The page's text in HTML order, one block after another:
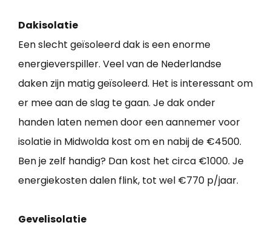
Dakisolatie
Een slecht geïsoleerd dak is een enorme
energieverspiller. Veel van de Nederlandse
daken zijn matig geïsoleerd. Het is interessant om
er mee aan de slag te gaan. Je dak onder
handen laten nemen door een aannemer voor
isolatie in Midwolda kost om en nabij de €4500.
Ben je zelf handig? Dan kost het circa €1000. Je
energiekosten dalen flink, tot wel €770 p/jaar.
Gevelisolatie